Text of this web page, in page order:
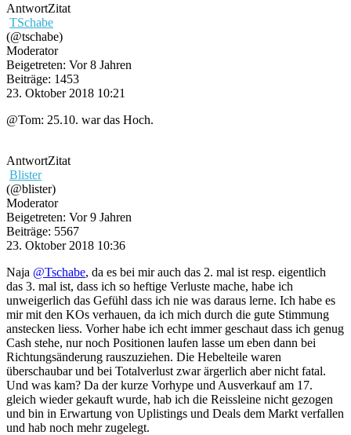
AntwortZitat
TSchabe
(@tschabe)
Moderator
Beigetreten: Vor 8 Jahren
Beiträge: 1453
23. Oktober 2018 10:21
@Tom: 25.10. war das Hoch.
AntwortZitat
Blister
(@blister)
Moderator
Beigetreten: Vor 9 Jahren
Beiträge: 5567
23. Oktober 2018 10:36
Naja @Tschabe, da es bei mir auch das 2. mal ist resp. eigentlich
das 3. mal ist, dass ich so heftige Verluste mache, habe ich
unweigerlich das Gefühl dass ich nie was daraus lerne. Ich habe es
mir mit den KOs verhauen, da ich mich durch die gute Stimmung
anstecken liess. Vorher habe ich echt immer geschaut dass ich genug
Cash stehe, nur noch Positionen laufen lasse um eben dann bei
Richtungsänderung rauszuziehen. Die Hebelteile waren
überschaubar und bei Totalverlust zwar ärgerlich aber nicht fatal.
Und was kam? Da der kurze Vorhype und Ausverkauf am 17.
gleich wieder gekauft wurde, hab ich die Reissleine nicht gezogen
und bin in Erwartung von Uplistings und Deals dem Markt verfallen
und hab noch mehr zugelegt.